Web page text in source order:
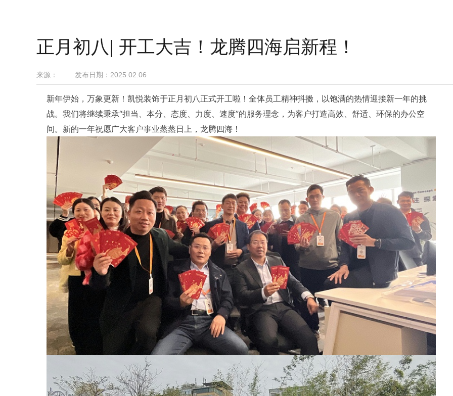
正月初八| 开工大吉！龙腾四海启新程！
来源： 发布日期： 2025.02.06
新年伊始，万象更新！凯悦装饰于正月初八正式开工啦！全体员工精神抖擞，以饱满的热情迎接新一年的挑
战。我们将继续秉承“担当、本分、态度、力度、速度”的服务理念，为客户打造高效、舒适、环保的办公空
间。新的一年祝愿广大客户事业蒸蒸日上，龙腾四海！